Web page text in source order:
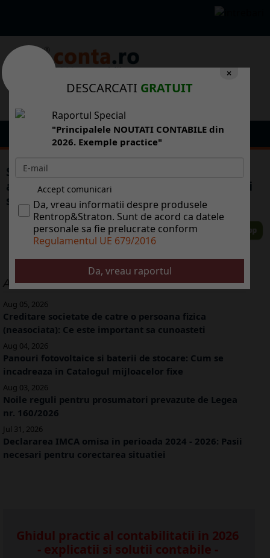
Serbia va acorda, dup negocieri cu FMI,
ajutoare financiare persoanelor cu pensii
sub 370 de dolari
ALTE ARTICOLE
Aug 05, 2026
Creditare societate de catre o persoana fizica
(neasociata): Ce este important sa cunoasteti
Aug 04, 2026
Panouri fotovoltaice si baterii de stocare: Cum se
incadreaza in Catalogul mijloacelor fixe
Aug 03, 2026
Noile reguli pentru prosumatori prevazute de Legea
nr. 160/2026
Jul 31, 2026
Declararea IMCA omisa in perioada 2024 - 2026: Pasii
necesari pentru corectarea situatiei
Ghidul practic al contabilitatii in 2026
- explicatii si solutii contabile -
×
DESCARCATI GRATUIT
Raportul Special
"Principalele NOUTATI CONTABILE din
2026. Exemple practice"
Accept comunicari
Da, vreau informatii despre produsele
Rentrop&Straton. Sunt de acord ca datele
personale sa fie prelucrate conform
Regulamentul UE 679/2016